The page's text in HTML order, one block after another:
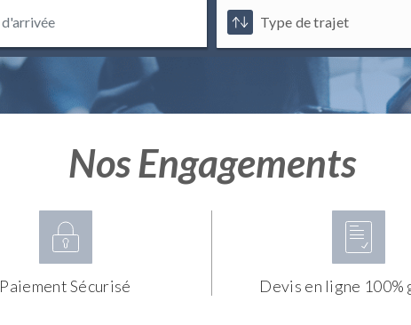
Nos Engagements
Paiement Sécurisé Devis en ligne